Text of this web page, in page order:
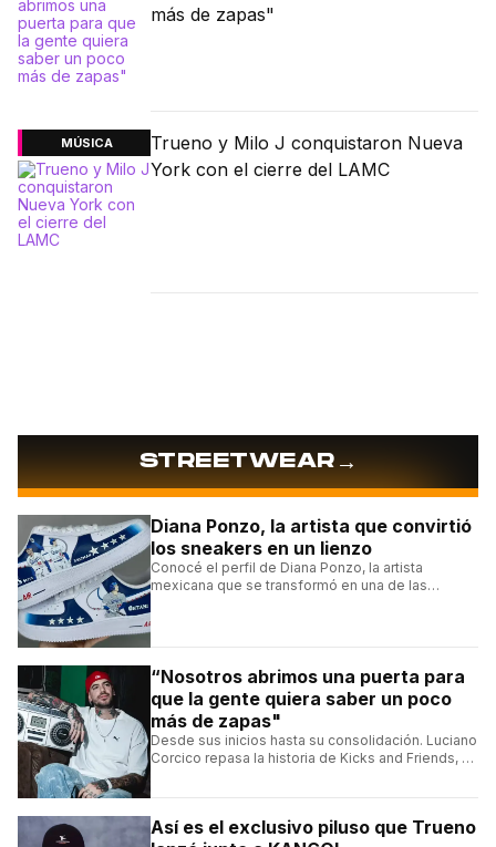
más de zapas"
MÚSICA
Trueno y Milo J conquistaron Nueva
York con el cierre del LAMC
STREETWEAR→
Diana Ponzo, la artista que convirtió
los sneakers en un lienzo
Conocé el perfil de Diana Ponzo, la artista
mexicana que se transformó en una de las
“Nosotros abrimos una puerta para
que la gente quiera saber un poco
más de zapas"
Desde sus inicios hasta su consolidación. Luciano
Corcico repasa la historia de Kicks and Friends, el
Así es el exclusivo piluso que Trueno